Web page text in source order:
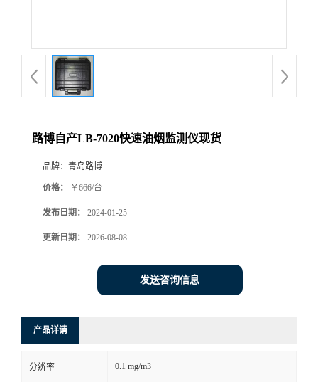
品
厅
系
路博自产LB-7020快速油烟监测仪现货
品牌： 青岛路博
价格： ￥666/台
发布日期： 2024-01-25
更新日期： 2026-08-08
发送咨询信息
产品详请
分辨率 0.1 mg/m3